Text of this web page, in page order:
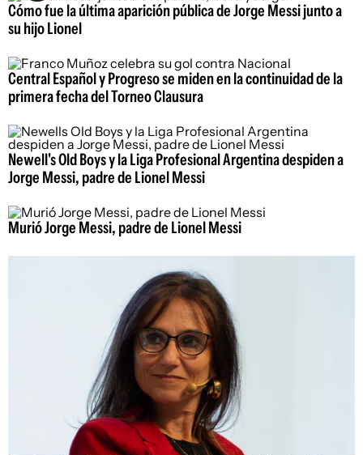
Cómo fue la última aparición pública de Jorge Messi junto a
su hijo Lionel
Central Español y Progreso se miden en la continuidad de la
primera fecha del Torneo Clausura
Newell's Old Boys y la Liga Profesional Argentina despiden a
Jorge Messi, padre de Lionel Messi
Murió Jorge Messi, padre de Lionel Messi